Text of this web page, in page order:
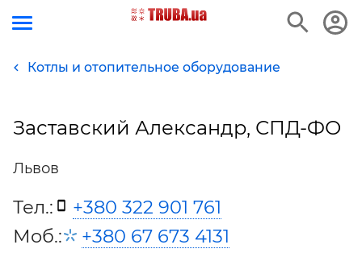
Котлы и отопительное оборудование
Заставский Александр, СПД-ФО
Львов
Тел.:
+380 322 901 761
Моб.:
+380 67 673 4131